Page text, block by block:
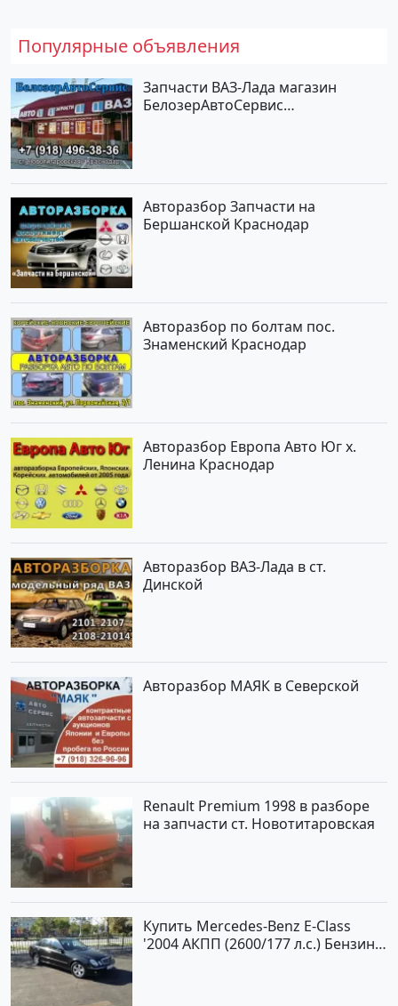
Популярные объявления
Запчасти ВАЗ-Лада магазин
БелозерАвтоСервис
Авторазбор Запчасти на
Бершанской Краснодар
Авторазбор по болтам пос.
Знаменский Краснодар
Авторазбор Европа Авто Юг х.
Ленина Краснодар
Авторазбор ВАЗ-Лада в ст.
Динской
Авторазбор МАЯК в Северской
Renault Premium 1998 в разборе
на запчасти ст. Новотитаровская
Купить Mercedes-Benz E-Class
'2004 АКПП (2600/177 л.с.) Бензин